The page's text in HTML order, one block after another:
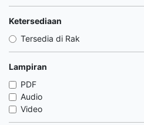
Ketersediaan
Tersedia di Rak
Lampiran
PDF
Audio
Video